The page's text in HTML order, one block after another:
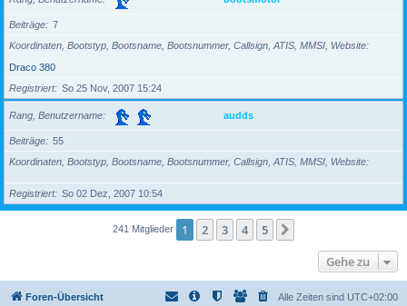
Beiträge
7
Koordinaten, Bootstyp, Bootsname, Bootsnummer, Callsign, ATIS, MMSI, Website
Draco 380
Registriert
So 25 Nov, 2007 15:24
Rang, Benutzername audds
Beiträge
55
Koordinaten, Bootstyp, Bootsname, Bootsnummer, Callsign, ATIS, MMSI, Website
Registriert So 02 Dez, 2007 10:54
241 Mitglieder 1 2 3 4 5
Gehe zu
Foren-Übersicht Alle Zeiten sind UTC+02:00